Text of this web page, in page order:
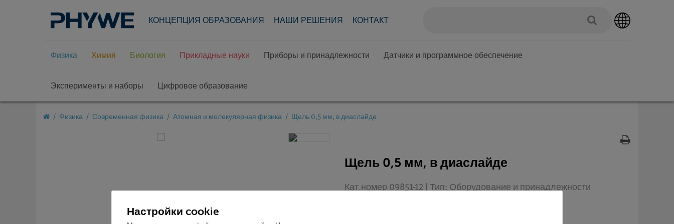
КОНЦЕПЦИЯ ОБРАЗОВАНИЯ НАШИ РЕШЕНИЯ КОНТАКТ
Физика Химия Биология Прикладные науки Приборы и принадлежности Датчики и программное обеспечение
Эксперименты и наборы Цифровое образование
Физика Современная физика Атомная и молекулярная физика Щель 0,5 мм, в диаслайде
Щель 0,5 мм, в диаслайде
Кат.номер 09851-12 | Тип: Оборудование и принадлежности
Настройки cookie